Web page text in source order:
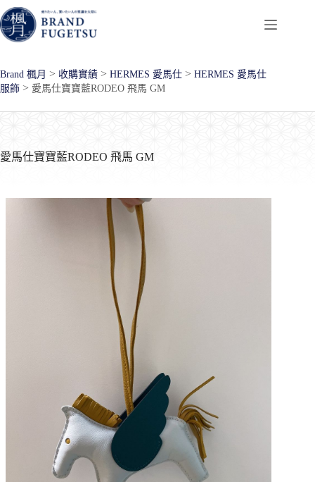
跳
至
主
內
容
Brand 楓月 > 收購實績 > HERMES 愛馬仕 > HERMES 愛馬仕
服飾 > 愛馬仕寶寶藍RODEO 飛馬 GM
愛馬仕寶寶藍RODEO 飛馬 GM